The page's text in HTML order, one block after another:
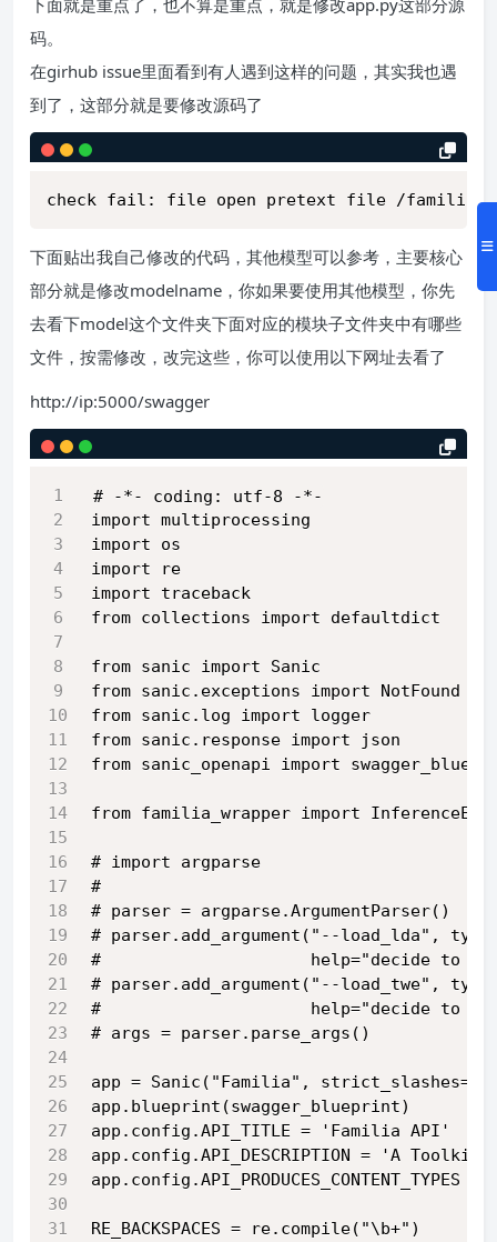
下面就是重点了，也不算是重点，就是修改app.py这部分源
码。
在girhub issue里面看到有人遇到这样的问题，其实我也遇
到了，这部分就是要修改源码了
check fail: file open pretext file /familia/
下面贴出我自己修改的代码，其他模型可以参考，主要核心
部分就是修改modelname，你如果要使用其他模型，你先
去看下model这个文件夹下面对应的模块子文件夹中有哪些
文件，按需修改，改完这些，你可以使用以下网址去看了
http://ip:5000/swagger
# -*- coding: utf-8 -*-
import multiprocessing
import os
import re
import traceback
from collections import defaultdict
from sanic import Sanic
from sanic.exceptions import NotFound
from sanic.log import logger
from sanic.response import json
from sanic_openapi import
from familia_wrapper import
# import argparse
#
# parser = argparse.ArgumentParser()
# parser.add_argument("--load_lda",
#                     help="decide to
# parser.add_argument("--load_twe",
#                     help="decide to
# args = parser.parse_args()
app = Sanic("Familia",
app.blueprint(swagger_blueprint)
app.config.API_TITLE = 'Familia API'
app.config.API_DESCRIPTION = 'A
RE_BACKSPACES = re.compile("\b+")